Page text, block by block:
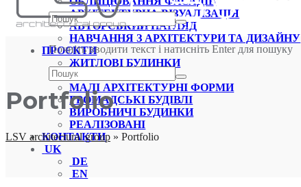
АРХІТЕКТУРНА ВІЗУАЛІЗАЦІЯ
АВТОРСЬКИЙ НАГЛЯД
НАВЧАННЯ З АРХІТЕКТУРИ ТА ДИЗАЙНУ
ПРОЄКТИ
ЖИТЛОВІ БУДИНКИ
ІНТЕР’ЄРИ
МАЛІ АРХІТЕКТУРНІ ФОРМИ
ГРОМАДСЬКІ БУДІВЛІ
ВИРОБНИЧІ БУДИНКИ
РЕАЛІЗОВАНІ
КОНТАКТИ
UK
DE
EN
Почніть вводити текст і натисніть Enter для пошуку
Portfolio
LSV architectural group » Portfolio